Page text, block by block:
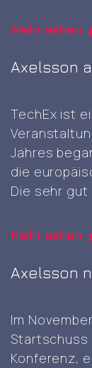
ist etwas,
Mehr sehen
Axelsson
TechEx ist
Jahres
die
Die sehr
jeweils auf
digitale…
at
Mehr sehen
Axelsson
Im
Startschuss
Konferenz,